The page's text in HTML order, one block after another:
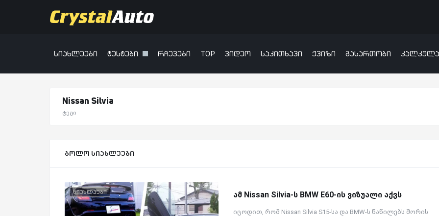
სიახლეები ტესტები რჩევები TOP ვიდეო საკითხავი ქვიზი გასართობი
Nissan Silvia
ტეგი
ბოლო სიახლეები
სიახლეები ამ Nissan Silvia-ს BMW E60-ის ვიზუალი აქვს
იცოდით, რომ Nissan Silvia S15-სა და BMW-ს ნაწილებს შორის